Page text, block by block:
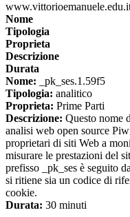
Nome
Tipologia
Proprieta
Descrizione
Durata
Nome: _pk_ses.1.59f5
Tipologia: analitico
Proprieta: Prime Parti
Descrizione: Questo nome
analisi web open source
proprietari di siti Web a
misurare le prestazioni del
prefisso _pk_ses è seguito
si ritiene sia un codice di
cookie.
Durata: 30 minuti